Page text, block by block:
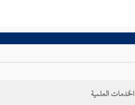
الخدمات العلمية